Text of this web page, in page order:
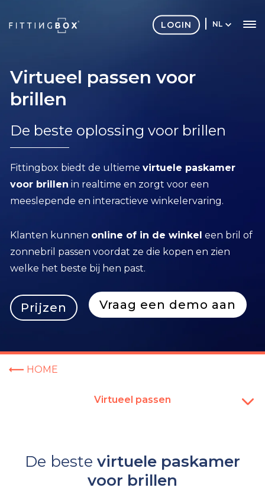
NL
LOGIN
Virtueel passen voor
brillen
De beste oplossing voor brillen
Fittingbox biedt de ultieme virtuele paskamer
voor brillen in realtime en zorgt voor een
meeslepende en interactieve winkelervaring.
Klanten kunnen online of in de winkel een bril of
zonnebril passen voordat ze die kopen en zien
welke het beste bij hen past.
Prijzen Vraag een demo aan
HOME
Virtueel passen
De beste virtuele paskamer
voor brillen